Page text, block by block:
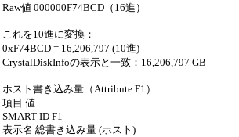
Raw値 000000F74BCD（16進）
これを10進に変換：
0xF74BCD = 16,206,797 (10進)
CrystalDiskInfoの表示と一致：16,206,797 GB
ホスト書き込み量（Attribute F1）
項目 値
SMART ID F1
表示名 総書き込み量 (ホスト)